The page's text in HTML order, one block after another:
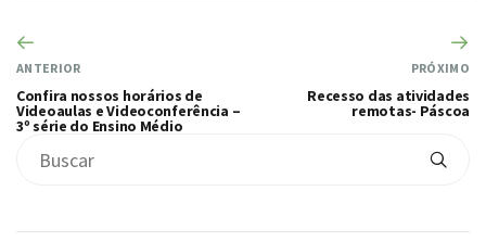
ANTERIOR
Confira nossos horários de
Videoaulas e Videoconferência –
3º série do Ensino Médio
PRÓXIMO
Recesso das atividades
remotas- Páscoa